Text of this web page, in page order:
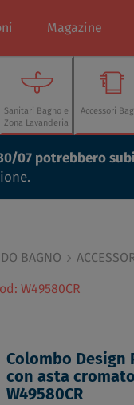
Magazine
Sanitari Bagno e
Zona Lavanderia
Accessori
07 potrebbero
BAGNO
W49580CR
Colombo Design
con asta
W49580CR